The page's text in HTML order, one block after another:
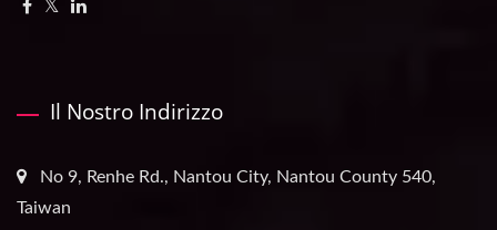
Il Nostro Indirizzo
No 9, Renhe Rd., Nantou City, Nantou County 540,
Taiwan